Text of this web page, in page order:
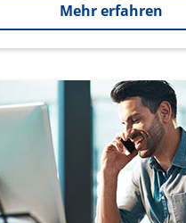
Mehr erfahren